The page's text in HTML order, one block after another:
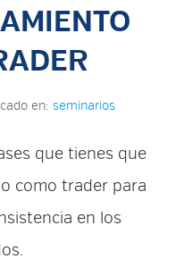
en: seminarios
que tienes que
como trader para
en los